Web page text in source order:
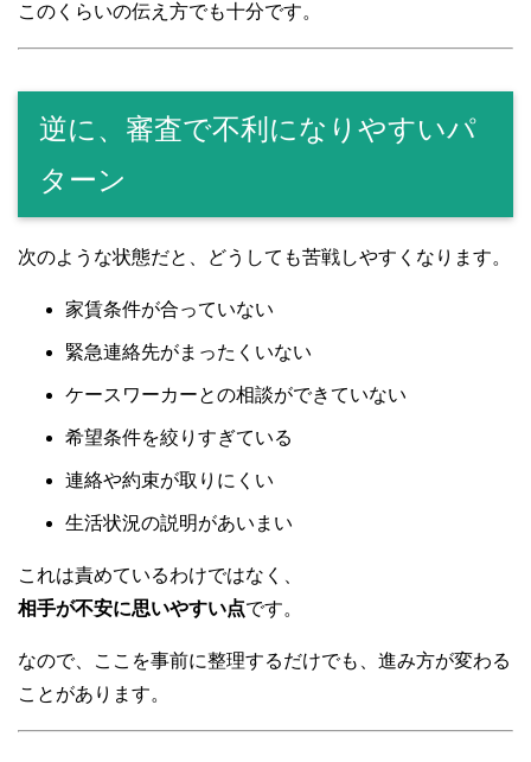
このくらいの伝え方でも十分です。
逆に、審査で不利になりやすいパ
ターン
次のような状態だと、どうしても苦戦しやすくなります。
家賃条件が合っていない
緊急連絡先がまったくいない
ケースワーカーとの相談ができていない
希望条件を絞りすぎている
連絡や約束が取りにくい
生活状況の説明があいまい
これは責めているわけではなく、
相手が不安に思いやすい点です。
なので、ここを事前に整理するだけでも、進み方が変わる
ことがあります。